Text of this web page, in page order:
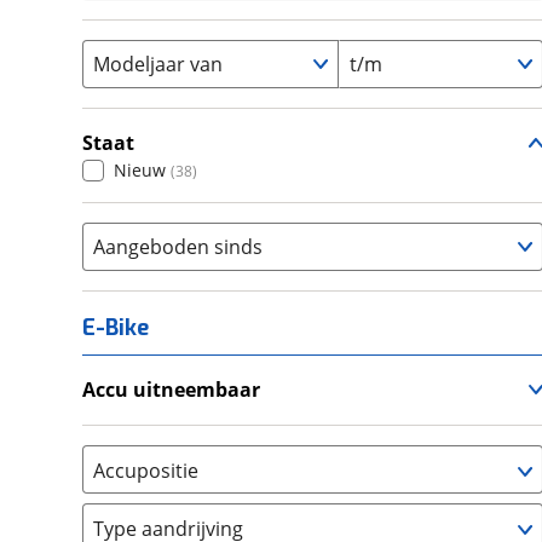
Vouwfiets (0)
Modeljaar van t/m
Staat
Nieuw (38)
Aangeboden sinds
E-Bike
Accu uitneembaar
Nee, vast (0)
Accupositie
Bagagedrager (0)
Type aandrijving